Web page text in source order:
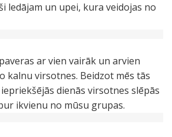
ledājam un upei, kura veidojas no
ar vien vairāk un arvien
kalnu virsotnes. Beidzot mēs tās
dienās virsotnes slēpās
ikvienu no mūsu grupas.